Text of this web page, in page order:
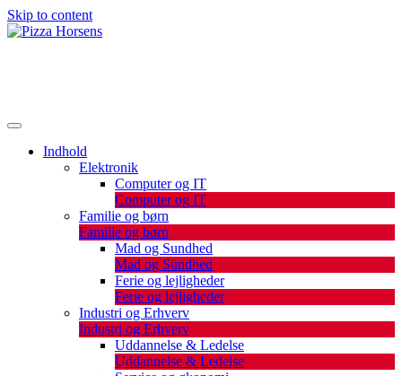
Skip to content
Indhold
Elektronik
Computer og IT
Computer og IT
Familie og børn
Familie og børn
Mad og Sundhed
Mad og Sundhed
Ferie og lejligheder
Ferie og lejligheder
Industri og Erhverv
Industri og Erhverv
Uddannelse & Ledelse
Uddannelse & Ledelse